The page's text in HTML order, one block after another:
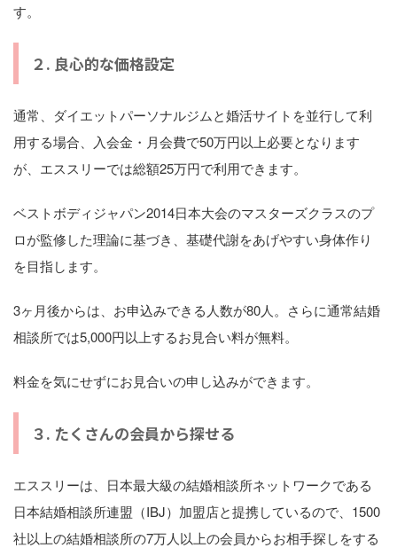
す。
２. 良心的な価格設定
通常、ダイエットパーソナルジムと婚活サイトを並行して利
用する場合、入会金・月会費で50万円以上必要となります
が、エススリーでは総額25万円で利用できます。
ベストボディジャパン2014日本大会のマスターズクラスのプ
ロが監修した理論に基づき、基礎代謝をあげやすい身体作り
を目指します。
3ヶ月後からは、お申込みできる人数が80人。さらに通常結婚
相談所では5,000円以上するお見合い料が無料。
料金を気にせずにお見合いの申し込みができます。
３. たくさんの会員から探せる
エススリーは、日本最大級の結婚相談所ネットワークである
日本結婚相談所連盟（IBJ）加盟店と提携しているので、1500
社以上の結婚相談所の7万人以上の会員からお相手探しをする